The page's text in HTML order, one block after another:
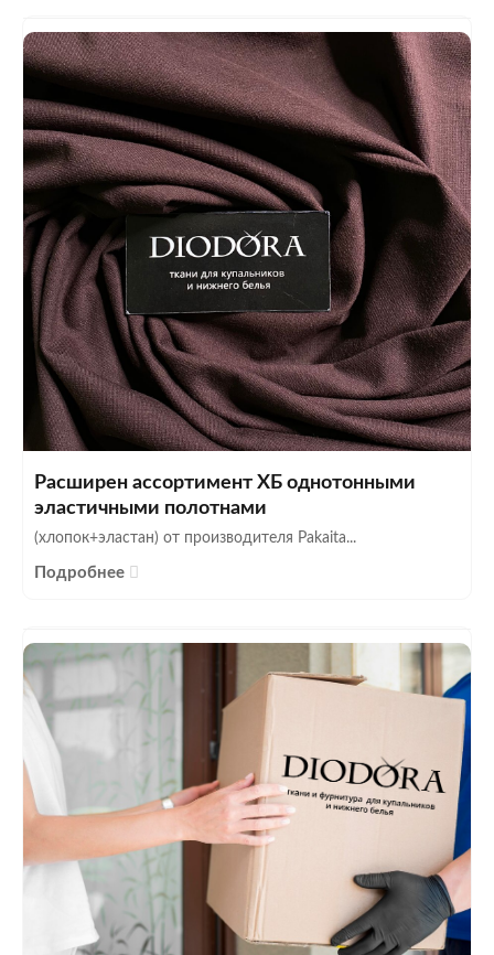
Расширен ассортимент ХБ однотонными
эластичными полотнами
(хлопок+эластан) от производителя Pakaita...
Подробнее